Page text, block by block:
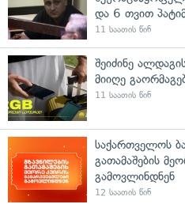
და 6 თვით
11 საათის წინ
შეიძინე
მიიღე
11 საათის წინ
საქართველოს
გათამაშების
გამოვლინდნენ
12 საათის წინ